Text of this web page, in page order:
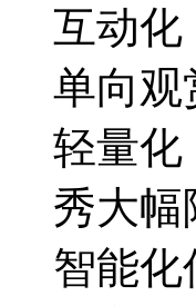
互动化
单向观
轻量化
秀大幅
智能化